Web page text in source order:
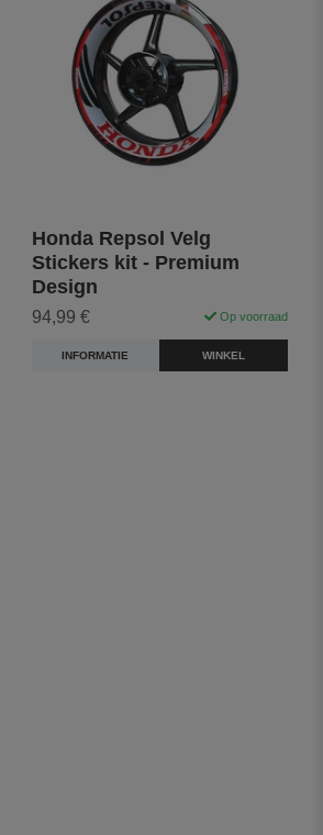
Honda Repsol Velg
Stickers kit - Premium
Design
94,99 € Op voorraad
INFORMATIE WINKEL